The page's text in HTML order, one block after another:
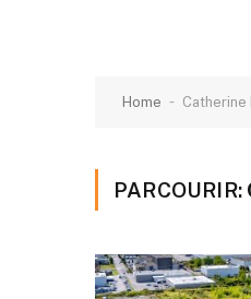
Home - Catherine
PARCOURIR: